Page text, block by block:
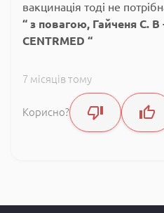
вакцинація тоді не
з повагою, Гайченя С. В
CENTRMED
7 місяців тому
Корисно?